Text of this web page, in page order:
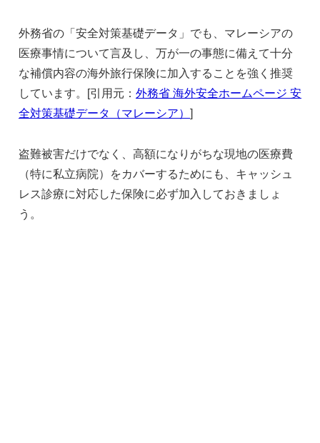
外務省の「安全対策基礎データ」でも、マレーシアの
医療事情について言及し、万が一の事態に備えて十分
な補償内容の海外旅行保険に加入することを強く推奨
しています。[引用元： 外務省 海外安全ホームページ 安
全対策基礎データ（マレーシア） ]
盗難被害だけでなく、高額になりがちな現地の医療費
（特に私立病院）をカバーするためにも、キャッシュ
レス診療に対応した保険に必ず加入しておきましょ
う。